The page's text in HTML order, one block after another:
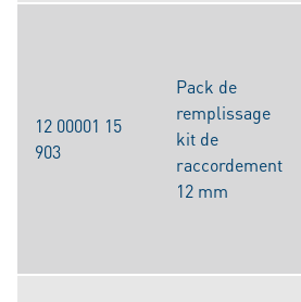
12 00001 15
903
Pack de
remplissage
kit de
raccordement
12 mm